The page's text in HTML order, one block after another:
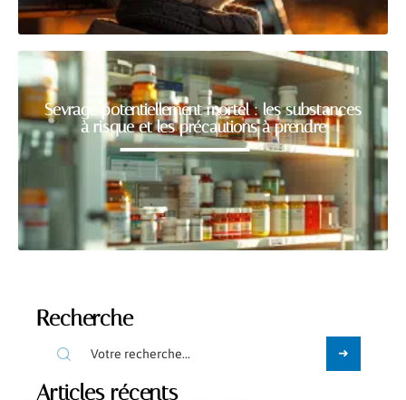
Sevrage potentiellement mortel : les substances
à risque et les précautions à prendre
Recherche
Articles récents